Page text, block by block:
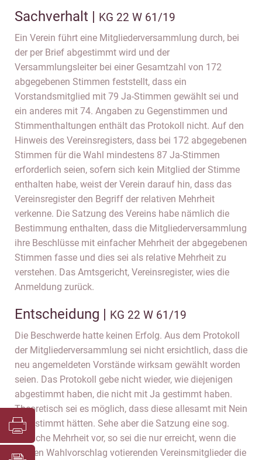
Sachverhalt | KG 22 W 61/19
Ein Verein führt eine Mitgliederversammlung durch, bei
der per Brief abgestimmt wird und der
Versammlungsleiter bei einer Gesamtzahl von 172
abgegebenen Stimmen feststellt, dass ein
Vorstandsmitglied mit 79 Ja-Stimmen gewählt sei und
ein anderes mit 74. Angaben zu Gegenstimmen und
Stimmenthaltungen enthält das Protokoll nicht. Auf den
Hinweis des Vereinsregisters, dass bei 172 abgegebenen
Stimmen für die Wahl mindestens 87 Ja-Stimmen
erforderlich seien, sofern sich kein Mitglied der Stimme
enthalten habe, weist der Verein darauf hin, dass das
Vereinsregister den Begriff der relativen Mehrheit
verkenne. Die Satzung des Vereins habe nämlich die
Bestimmung enthalten, dass die Mitgliederversammlung
ihre Beschlüsse mit einfacher Mehrheit der abgegebenen
Stimmen fasse und dies sei als relative Mehrheit zu
verstehen. Das Amtsgericht, Vereinsregister, wies die
Anmeldung zurück.
Entscheidung | KG 22 W 61/19
Die Beschwerde hatte keinen Erfolg. Aus dem Protokoll
der Mitgliederversammlung sei nicht ersichtlich, dass die
neu angemeldeten Vorstände wirksam gewählt worden
seien. Das Protokoll gebe nicht wieder, wie diejenigen
abgestimmt haben, die nicht mit Ja gestimmt haben.
Theoretisch sei es möglich, dass diese allesamt mit Nein
abgestimmt hätten. Sehe aber die Satzung eine sog.
einfache Mehrheit vor, so sei die nur erreicht, wenn die
für den Wahlvorschlag votierenden Vereinsmitglieder die